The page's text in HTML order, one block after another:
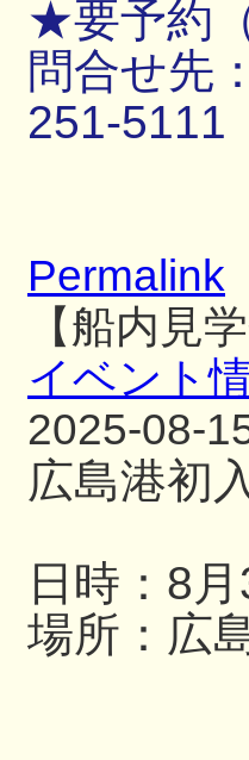
★要予約
問合せ先
251-5111
Permalink
【船内見
イベント
2025-08-
広島港初
日時：8
場所：広